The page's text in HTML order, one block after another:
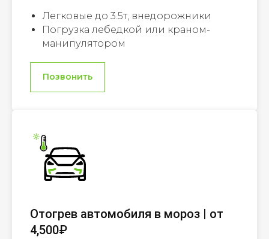
Легковые до 3.5т, внедорожники
Погрузка лебедкой или краном-
манипулятором
Позвонить
Отогрев автомобиля в мороз | от
4,500₽